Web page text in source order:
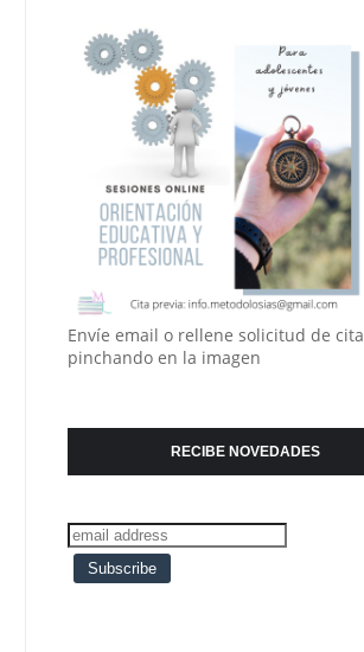
Envíe email o rellene solicitud de cita
pinchando en la imagen
RECIBE NOVEDADES